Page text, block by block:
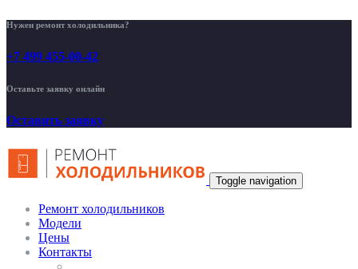
Нужен ремонт холодильника?
+7 499 455-00-42
Оставьте заявку онлайн
Оставить заявку
Toggle navigation
Ремонт холодильников
Модели
Цены
Контакты